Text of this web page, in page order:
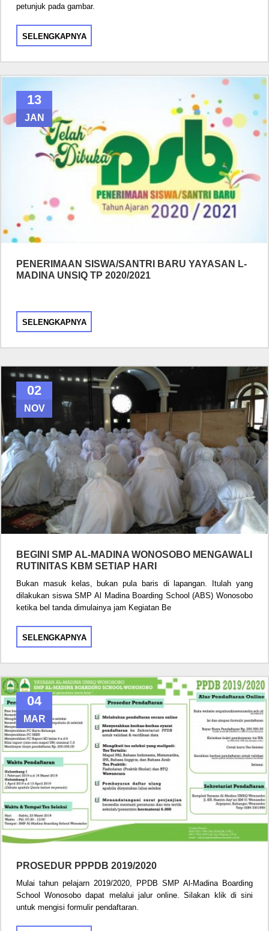
petunjuk pada gambar.
SELENGKAPNYA
13
JAN
PENERIMAAN SISWA/SANTRI BARU YAYASAN L-
MADINA UNSIQ TP 2020/2021
SELENGKAPNYA
02
NOV
BEGINI SMP AL-MADINA WONOSOBO MENGAWALI
RUTINITAS KBM SETIAP HARI
Bukan masuk kelas, bukan pula baris di lapangan. Itulah yang
dilakukan siswa SMP Al Madina Boarding School (ABS) Wonosobo
ketika bel tanda dimulainya jam Kegiatan Be
SELENGKAPNYA
04
MAR
PROSEDUR PPPDB 2019/2020
Mulai tahun pelajarn 2019/2020, PPDB SMP Al-Madina Boarding
School Wonosobo dapat melalui jalur online. Silakan klik di sini
untuk mengisi formulir pendaftaran.